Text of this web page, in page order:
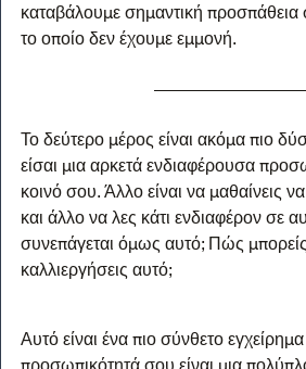
καταβάλουμε σημαντική προσπάθεια
το οποίο δεν έχουμε εμμονή.
Το δεύτερο μέρος είναι ακόμα πιο
είσαι μια αρκετά ενδιαφέρουσα
κοινό σου. Άλλο είναι να μαθαίνεις
και άλλο να λες κάτι ενδιαφέρον σε
συνεπάγεται όμως αυτό; Πώς
καλλιεργήσεις αυτό;
Αυτό είναι ένα πιο σύνθετο
προσωπικότητά σου είναι μια